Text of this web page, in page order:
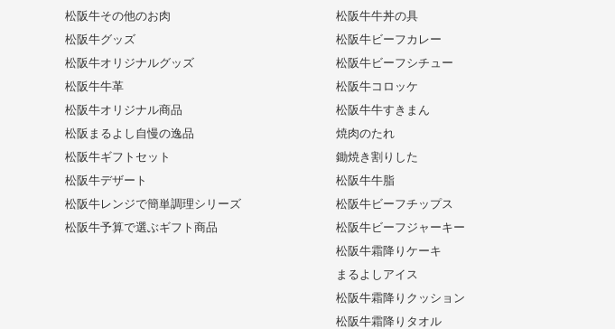
松阪牛その他のお肉
松阪牛グッズ
松阪牛オリジナルグッズ
松阪牛牛革
松阪牛オリジナル商品
松阪まるよし自慢の逸品
松阪牛ギフトセット
松阪牛デザート
松阪牛レンジで簡単調理シリーズ
松阪牛予算で選ぶギフト商品
松阪牛牛丼の具
松阪牛ビーフカレー
松阪牛ビーフシチュー
松阪牛コロッケ
松阪牛牛すきまん
焼肉のたれ
鋤焼き割りした
松阪牛牛脂
松阪牛ビーフチップス
松阪牛ビーフジャーキー
松阪牛霜降りケーキ
まるよしアイス
松阪牛霜降りクッション
松阪牛霜降りタオル